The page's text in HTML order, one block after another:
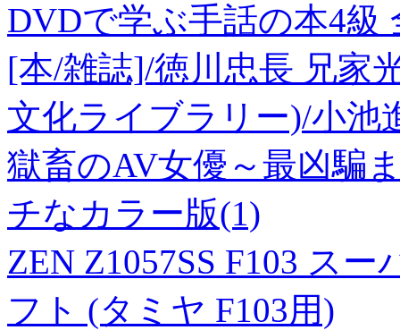
DVDで学ぶ手話の本4級
[本/雑誌]/徳川忠長 兄家
文化ライブラリー)/小池
獄畜のAV女優～最凶騙
チなカラー版(1)
ZEN Z1057SS F103 ス
フト (タミヤ F103用)